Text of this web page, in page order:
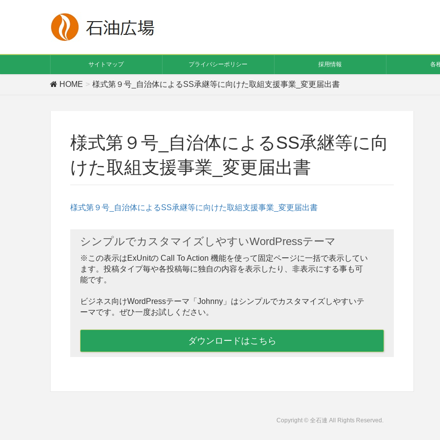
サイトマップ プライバシーポリシー 採用情報 各
HOME 様式第９号_自治体によるSS承継等に向けた取組支援事業_変更届出書
様式第９号_自治体によるSS承継等に向
けた取組支援事業_変更届出書
様式第９号_自治体によるSS承継等に向けた取組支援事業_変更届出書
シンプルでカスタマイズしやすいWordPressテーマ
※この表示はExUnitの Call To Action 機能を使って固定ページに一括で表示してい
ます。投稿タイプ毎や各投稿毎に独自の内容を表示したり、非表示にする事も可
能です。
ビジネス向けWordPressテーマ「Johnny」はシンプルでカスタマイズしやすいテ
ーマです。ぜひ一度お試しください。
ダウンロードはこちら
Copyright © 全石連 All Rights Reserved.